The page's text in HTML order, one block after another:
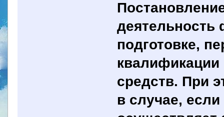
подготовке,
средств. При
в случае,